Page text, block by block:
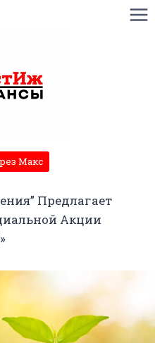
Макс
Предлагает
Акции